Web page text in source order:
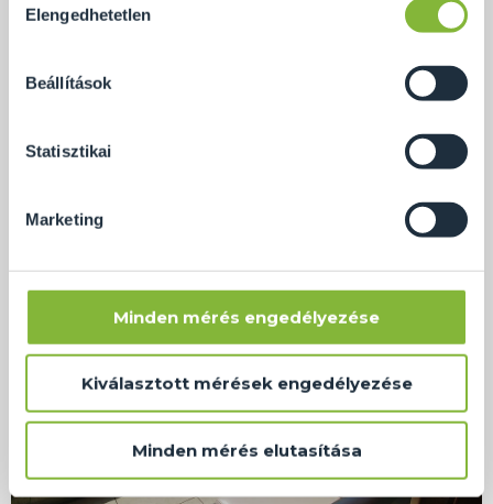
Ennek a biztosításához
arra kérünk, hogy engedd meg
Természetesen
soha semmilyen formában nem fogunk visszaélni ezzel
és később bármikor megváltoztathatod a döntésed ezzel
kiválasztása
Elengedhetetlen
Beállítások
Statisztikai
Marketing
Minden mérés engedélyezése
Kiválasztott mérések engedélyezése
Minden mérés elutasítása